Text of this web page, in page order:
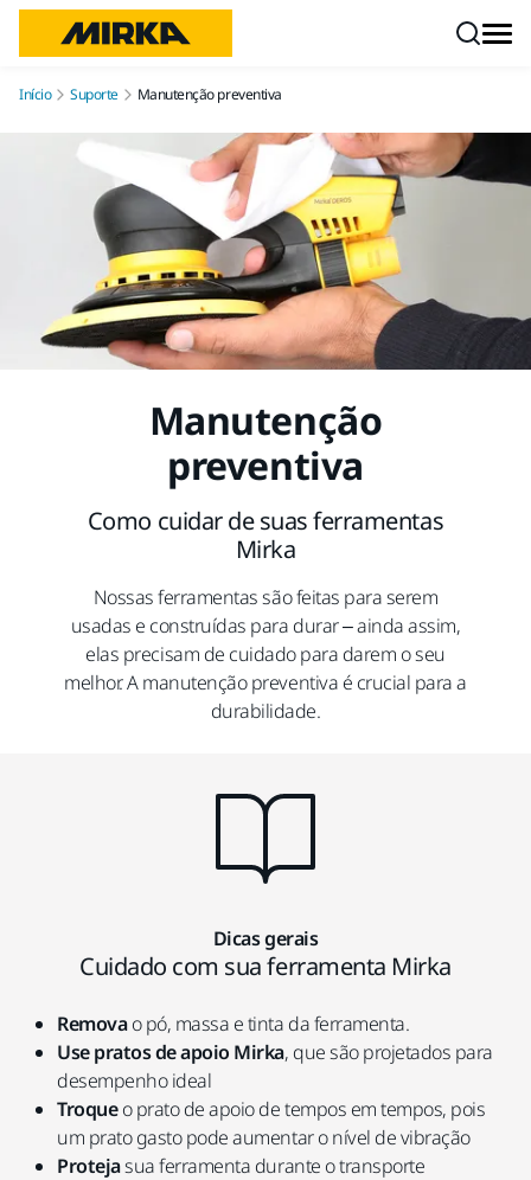
Início Suporte Manutenção preventiva
Manutenção
preventiva
Como cuidar de suas ferramentas
Mirka
Nossas ferramentas são feitas para serem
usadas e construídas para durar – ainda assim,
elas precisam de cuidado para darem o seu
melhor. A manutenção preventiva é crucial para a
durabilidade.
Dicas gerais
Cuidado com sua ferramenta Mirka
Removao pó, massa e tinta da ferramenta.
Use pratos de apoio Mirka, que são projetados para
desempenho ideal
Troqueo prato de apoio de tempos em tempos, pois
um prato gasto pode aumentar o nível de vibração
Protejasua ferramenta durante o transporte